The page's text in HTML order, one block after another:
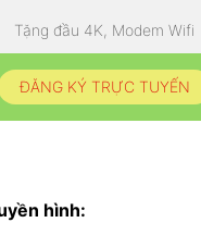
Tặng đầu 4K, Modem Wifi
ĐĂNG KÝ TRỰC TUYẾN
hình: